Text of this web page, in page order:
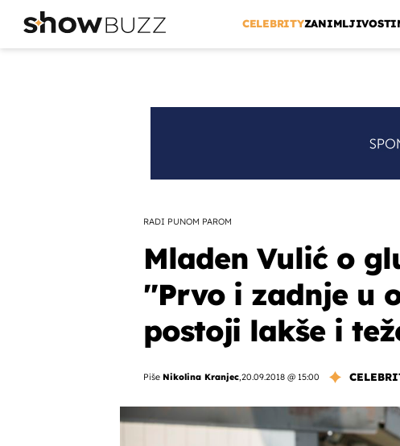
CELEBRITYZANIMLJIVOSTI
RADI PUNOM PAROM
Mladen Vulić o
''Prvo i zadnje u
postoji lakše i
Piše Nikolina Kranjec,20.09.2018 @ 15:00